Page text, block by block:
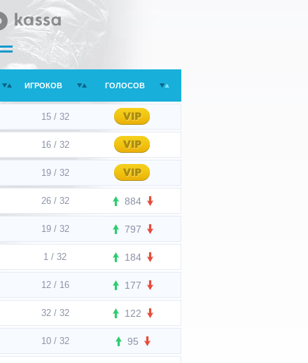
ИГРОКОВ ГОЛОСОВ
15 / 32
16 / 32
19 / 32
26 / 32 884
19 / 32 797
1 / 32 184
12 / 16 177
32 / 32 122
10 / 32 95